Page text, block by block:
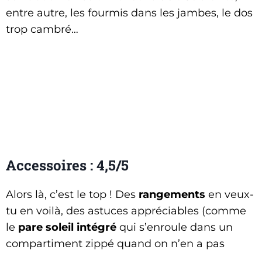
entre autre, les fourmis dans les jambes, le dos
trop cambré…
Accessoires : 4,5/5
Alors là, c’est le top ! Des rangements en veux-
tu en voilà, des astuces appréciables (comme
le pare soleil intégré qui s’enroule dans un
compartiment zippé quand on n’en a pas